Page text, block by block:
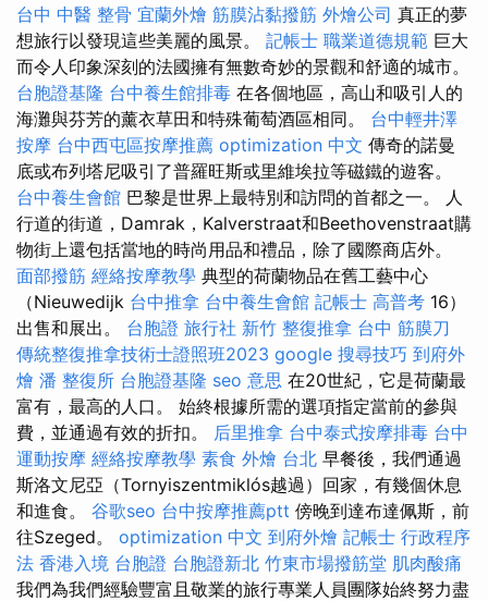
台中 中醫 整骨 宜蘭外燴 筋膜沾黏撥筋 外燴公司 真正的夢
想旅行以發現這些美麗的風景。 記帳士 職業道德規範 巨大
而令人印象深刻的法國擁有無數奇妙的景觀和舒適的城市。
台胞證基隆 台中養生館排毒 在各個地區，高山和吸引人的
海灘與芬芳的薰衣草田和特殊葡萄酒區相同。 台中輕井澤
按摩 台中西屯區按摩推薦 optimization 中文 傳奇的諾曼
底或布列塔尼吸引了普羅旺斯或里維埃拉等磁鐵的遊客。
台中養生會館 巴黎是世界上最特別和訪問的首都之一。 人
行道的街道，Damrak，Kalverstraat和Beethovenstraat購
物街上還包括當地的時尚用品和禮品，除了國際商店外。
面部撥筋 經絡按摩教學 典型的荷蘭物品在舊工藝中心
（Nieuwedijk 台中推拿 台中養生會館 記帳士 高普考 16）
出售和展出。 台胞證 旅行社 新竹 整復推拿 台中 筋膜刀
傳統整復推拿技術士證照班2023 google 搜尋技巧 到府外
燴 潘 整復所 台胞證基隆 seo 意思 在20世紀，它是荷蘭最
富有，最高的人口。 始終根據所需的選項指定當前的參與
費，並通過有效的折扣。 后里推拿 台中泰式按摩排毒 台中
運動按摩 經絡按摩教學 素食 外燴 台北 早餐後，我們通過
斯洛文尼亞（Tornyiszentmiklós越過）回家，有幾個休息
和進食。 谷歌seo 台中按摩推薦ptt 傍晚到達布達佩斯，前
往Szeged。 optimization 中文 到府外燴 記帳士 行政程序
法 香港入境 台胞證 台胞證新北 竹東市場撥筋堂 肌肉酸痛
我們為我們經驗豐富且敬業的旅行專業人員團隊始終努力盡